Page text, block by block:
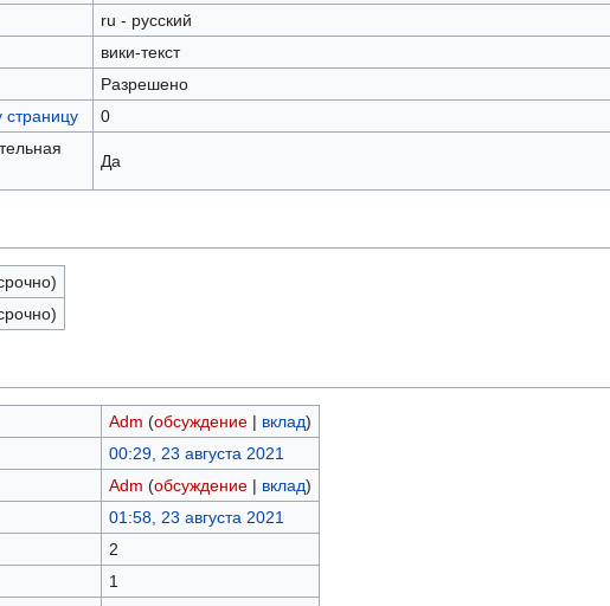
ru - русский
вики-текст
Разрешено
страницу
0
Да
Adm (обсуждение| вклад)
00:29, 23 августа 2021
Adm (обсуждение| вклад)
01:58, 23 августа 2021
2
1